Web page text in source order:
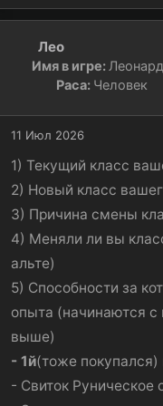
Лео
Имя в игре:
Раса: Человек
11 Июл 2026
1) Текущий класс
2) Новый класс
3) Причина смены
4) Меняли ли вы
альте)
5) Способности за
опыта (начинаются с
выше)
- 1й(тоже покупался)
- Свиток Руническое